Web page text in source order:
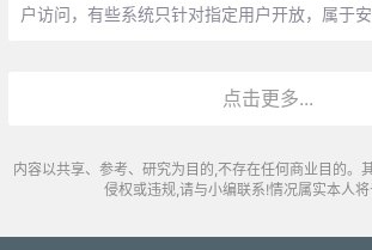
户访问，有些系统只针对指定用户开放，属于
点击更多...
内容以共享、参考、研究为目的,不存在任何商业目的。
侵权或违规,请与小编联系!情况属实本人